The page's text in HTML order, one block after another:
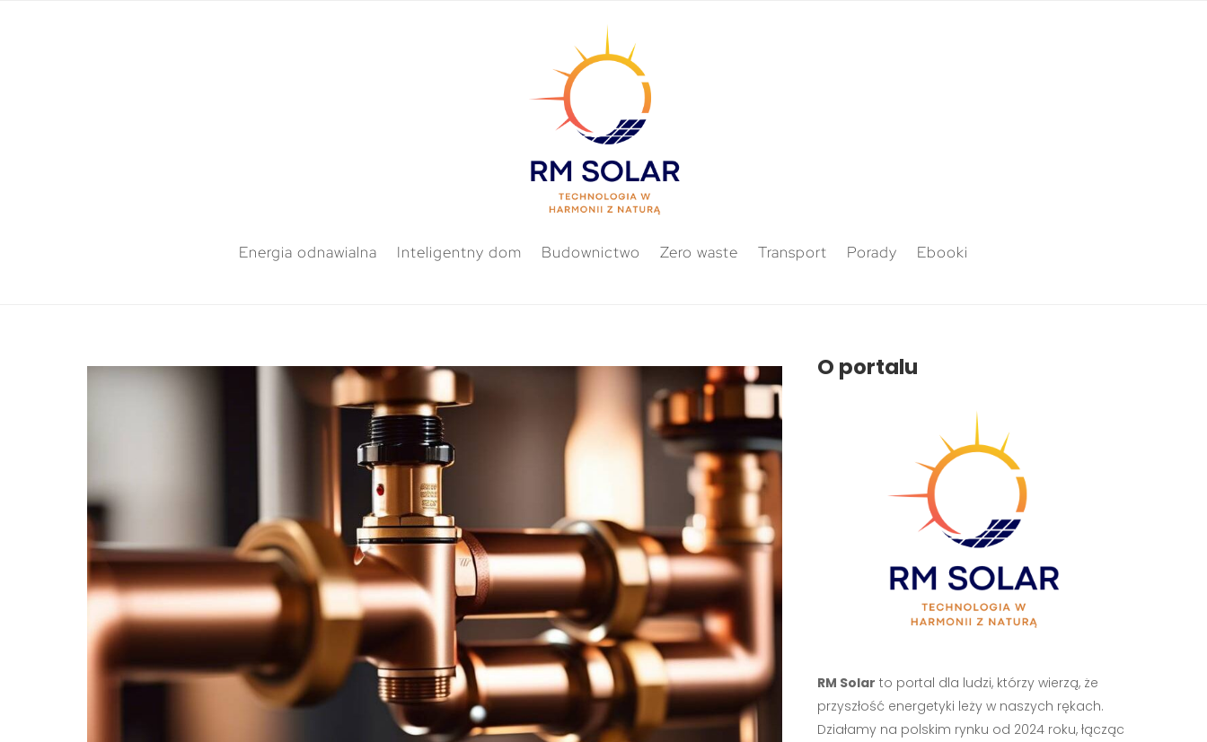
Energia odnawialna Inteligentny dom Budownictwo Zero waste Transport Porady Ebooki
O portalu
RM Solar to portal dla ludzi, którzy wierzą, że
przyszłość energetyki leży w naszych rękach.
Działamy na polskim rynku od 2024 roku, łącząc